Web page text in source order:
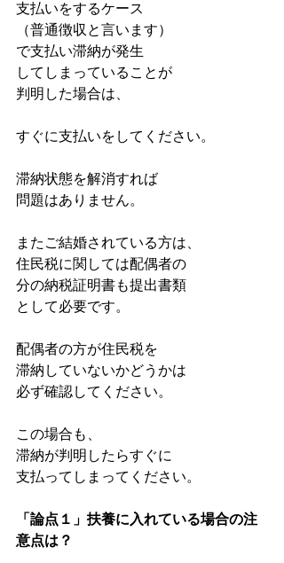
支払いをするケース
（普通徴収と言います）
で支払い滞納が発生
してしまっていることが
判明した場合は、
すぐに支払いをしてください。
滞納状態を解消すれば
問題はありません。
またご結婚されている方は、
住民税に関しては配偶者の
分の納税証明書も提出書類
として必要です。
配偶者の方が住民税を
滞納していないかどうかは
必ず確認してください。
この場合も、
滞納が判明したらすぐに
支払ってしまってください。
「論点１」扶養に入れている場合の注
意点は？